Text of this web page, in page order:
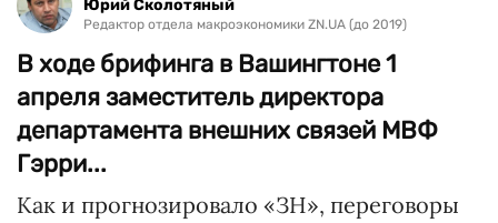
Юрий Сколотяный
Редактор отдела макроэкономики ZN.UA (до 2019)
В ходе брифинга в Вашингтоне 1
апреля заместитель директора
департамента внешних связей МВФ
Гэрри...
Как и прогнозировало «ЗН», переговоры